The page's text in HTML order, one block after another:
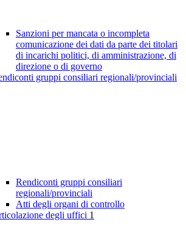
Sanzioni per mancata o incompleta
comunicazione dei dati da parte dei titolari
di incarichi politici, di amministrazione, di
direzione o di governo
gruppi consiliari regionali/provinciali
Rendiconti gruppi consiliari
regionali/provinciali
Atti degli organi di controllo
degli uffici 1